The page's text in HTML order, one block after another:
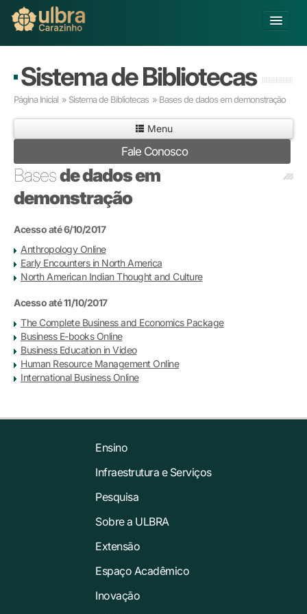
Buscar
Já sou Aluno
Matricule-se
Educação Básica
Graduação
Pós-graduação
Pesquisa
Extensão
Infraestrutura e Serviços
Inovação
Sobre a ULBRA
Sistema de Bibliotecas
Página Inicial » Sistema de Bibliotecas » Bases de dados em demonstração
Menu
Fale Conosco
Basesde dados em
demonstração
Acesso até 6/10/2017
Anthropology Online
Early Encounters in North America
North American Indian Thought and Culture
Acesso até 11/10/2017
The Complete Business and Economics Package
Business E-books Online
Business Education in Video
Human Resource Management Online
International Business Online
Ensino
Infraestrutura e Serviços
Pesquisa
Sobre a ULBRA
Extensão
Espaço Acadêmico
Inovação